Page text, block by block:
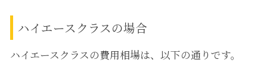
ハイエースクラスの場合
ハイエースクラスの費用相場は、以下の通りです。